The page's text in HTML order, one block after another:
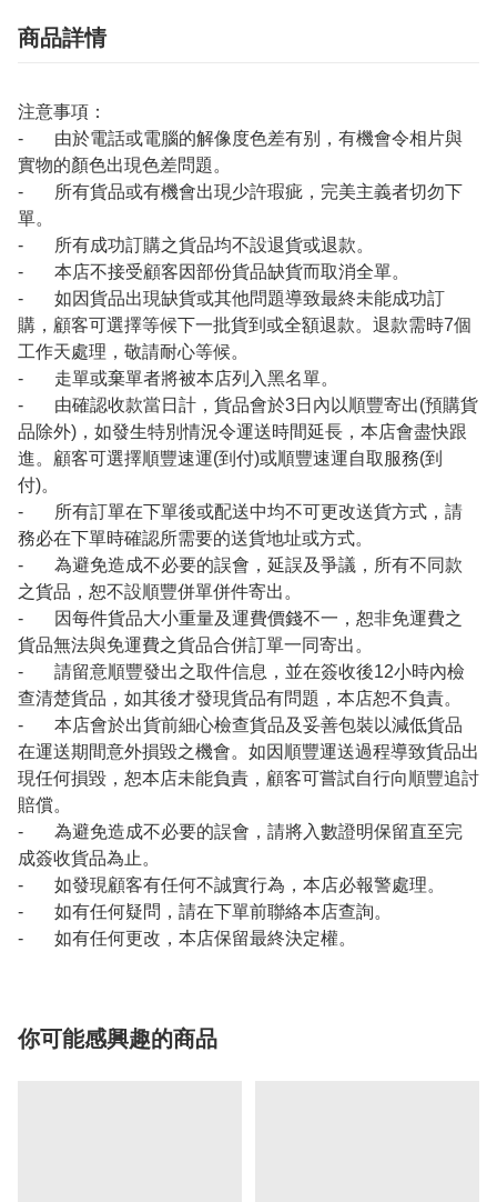
商品詳情
注意事項：
- 由於電話或電腦的解像度色差有别，有機會令相片與
實物的顏色出現色差問題。
- 所有貨品或有機會出現少許瑕疵，完美主義者切勿下
單。
- 所有成功訂購之貨品均不設退貨或退款。
- 本店不接受顧客因部份貨品缺貨而取消全單。
- 如因貨品出現缺貨或其他問題導致最終未能成功訂
購，顧客可選擇等候下一批貨到或全額退款。退款需時7個
工作天處理，敬請耐心等候。
- 走單或棄單者將被本店列入黑名單。
- 由確認收款當日計，貨品會於3日內以順豐寄出(預購貨
品除外)，如發生特別情況令運送時間延長，本店會盡快跟
進。顧客可選擇順豐速運(到付)或順豐速運自取服務(到
付)。
- 所有訂單在下單後或配送中均不可更改送貨方式，請
務必在下單時確認所需要的送貨地址或方式。
- 為避免造成不必要的誤會，延誤及爭議，所有不同款
之貨品，恕不設順豐併單併件寄出。
- 因每件貨品大小重量及運費價錢不一，恕非免運費之
貨品無法與免運費之貨品合併訂單一同寄出。
- 請留意順豐發出之取件信息，並在簽收後12小時內檢
查清楚貨品，如其後才發現貨品有問題，本店恕不負責。
- 本店會於出貨前細心檢查貨品及妥善包裝以減低貨品
在運送期間意外損毀之機會。如因順豐運送過程導致貨品出
現任何損毀，恕本店未能負責，顧客可嘗試自行向順豐追討
賠償。
- 為避免造成不必要的誤會，請將入數證明保留直至完
成簽收貨品為止。
- 如發現顧客有任何不誠實行為，本店必報警處理。
- 如有任何疑問，請在下單前聯絡本店查詢。
- 如有任何更改，本店保留最終決定權。
你可能感興趣的商品